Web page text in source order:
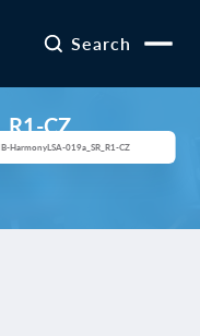
Search
CZ
HarmonyLSA-019a_SR_R1-CZ